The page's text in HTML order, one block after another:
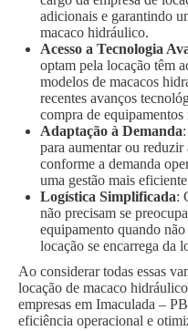
adicionais e garantindo
macaco hidráulico.
Acesso a Tecnologia
optam pela locação têm
modelos de macacos
recentes avanços
compra de equipamentos
Adaptação à Demanda
para aumentar ou
conforme a demanda
uma gestão mais
Logística Simplificada:
não precisam se
equipamento quando
locação se encarrega da
Ao considerar todas essas
locação de macaco
empresas em Imaculada –
eficiência operacional e